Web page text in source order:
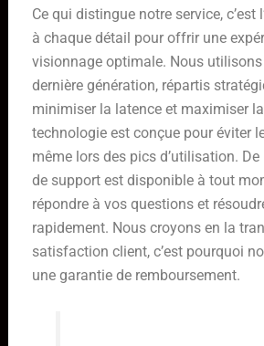
Ce qui distingue notre service, c’est
à chaque détail pour offrir une
visionnage optimale. Nous utilisons
dernière génération, répartis
minimiser la latence et maximiser
technologie est conçue pour éviter
même lors des pics d’utilisation.
de support est disponible à tout
répondre à vos questions et
rapidement. Nous croyons en la
satisfaction client, c’est pourquoi
une garantie de remboursement.